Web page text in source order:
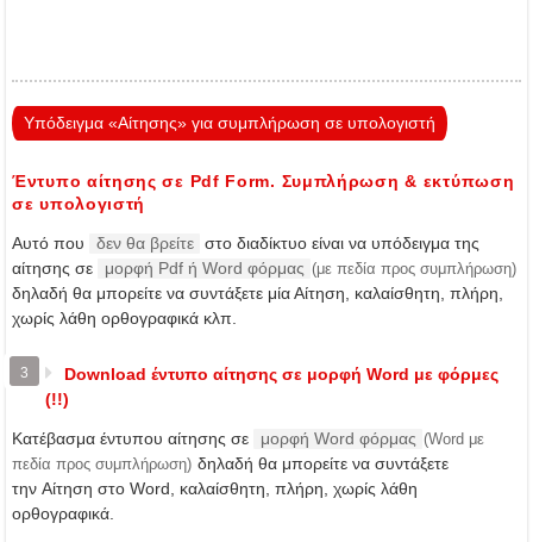
Υπόδειγμα «Αίτησης» για συμπλήρωση σε υπολογιστή
Έντυπο αίτησης σε Pdf Form. Συμπλήρωση & εκτύπωση
σε υπολογιστή
Αυτό που δεν θα βρείτε στο διαδίκτυο είναι να υπόδειγμα της
αίτησης σε
μορφή Pdf ή Word φόρμας (με πεδία προς συμπλήρωση)
δηλαδή θα μπορείτε να συντάξετε μία Αίτηση, καλαίσθητη, πλήρη,
χωρίς λάθη ορθογραφικά κλπ.
3
Download έντυπο αίτησης σε μορφή Word με φόρμες
(!!)
Κατέβασμα έντυπου αίτησης σε μορφή Word φόρμας (Word με
πεδία προς συμπλήρωση) δηλαδή θα μπορείτε να συντάξετε
την Αίτηση στο Word, καλαίσθητη, πλήρη, χωρίς λάθη
ορθογραφικά.